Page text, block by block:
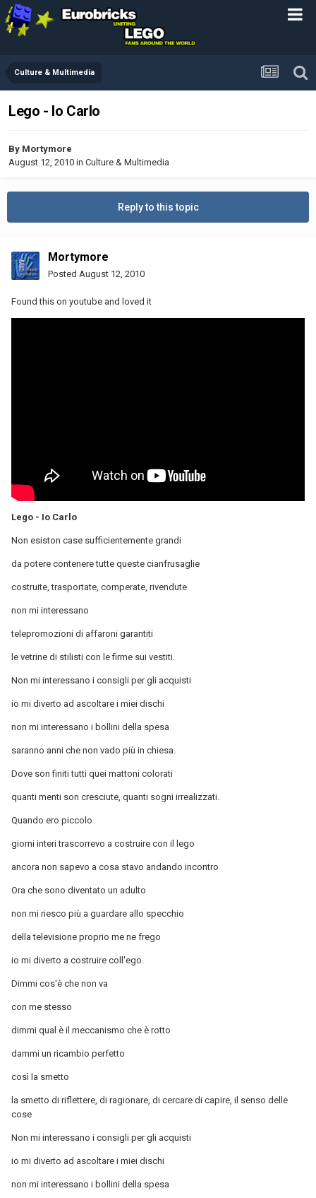
Culture & Multimedia
Lego - Io Carlo
By Mortymore
August 12, 2010 in Culture & Multimedia
Reply to this topic
Mortymore
Posted August 12, 2010
Found this on youtube and loved it
Lego - Io Carlo
Non esiston case sufficientemente grandi
da potere contenere tutte queste cianfrusaglie
costruite, trasportate, comperate, rivendute
non mi interessano
telepromozioni di affaroni garantiti
le vetrine di stilisti con le firme sui vestiti.
Non mi interessano i consigli per gli acquisti
io mi diverto ad ascoltare i miei dischi
non mi interessano i bollini della spesa
saranno anni che non vado più in chiesa.
Dove son finiti tutti quei mattoni colorati
quanti menti son cresciute, quanti sogni irrealizzati.
Quando ero piccolo
giorni interi trascorrevo a costruire con il lego
ancora non sapevo a cosa stavo andando incontro
Ora che sono diventato un adulto
non mi riesco più a guardare allo specchio
della televisione proprio me ne frego
io mi diverto a costruire coll'ego.
Dimmi cos'è che non va
con me stesso
dimmi qual è il meccanismo che è rotto
dammi un ricambio perfetto
così la smetto
la smetto di riflettere, di ragionare, di cercare di capire, il senso delle
cose
Non mi interessano i consigli per gli acquisti
io mi diverto ad ascoltare i miei dischi
non mi interessano i bollini della spesa